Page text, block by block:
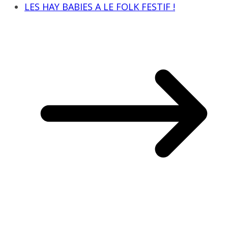
LES HAY BABIES A LE FOLK FESTIF !